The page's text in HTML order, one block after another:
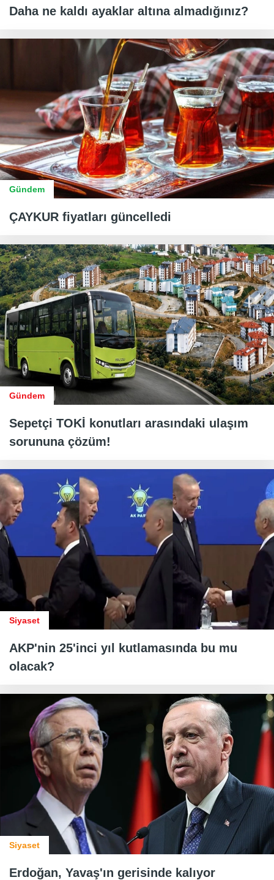
Daha ne kaldı ayaklar altına almadığınız?
Gündem
ÇAYKUR fiyatları güncelledi
Gündem
Sepetçi TOKİ konutları arasındaki ulaşım
sorununa çözüm!
Siyaset
AKP'nin 25'inci yıl kutlamasında bu mu
olacak?
Siyaset
Erdoğan, Yavaş'ın gerisinde kalıyor